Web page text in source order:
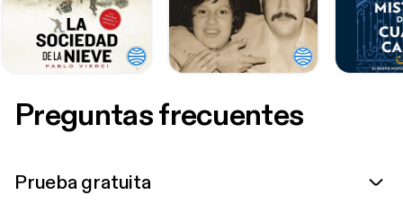
Preguntas frecuentes
Prueba gratuita